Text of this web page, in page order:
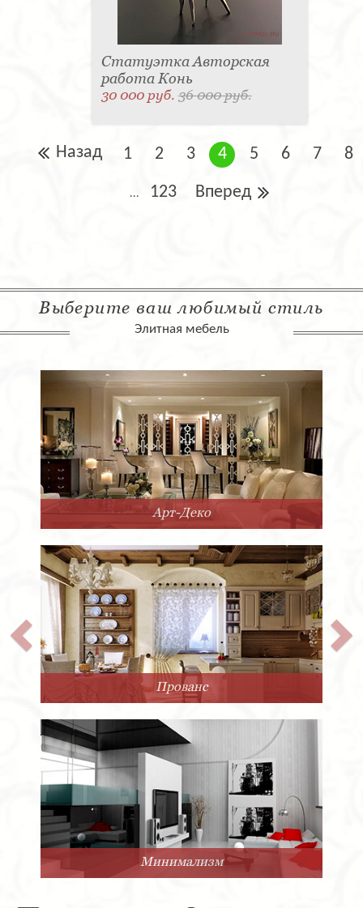
Статуэтка Авторская
работа Конь
30 000 руб.36 000 руб.
Назад 1 2 3 4 5 6 7 8
... 123 Вперед
Выберите ваш любимый стиль
Элитная мебель
Арт-Деко
Прованс
Минимализм